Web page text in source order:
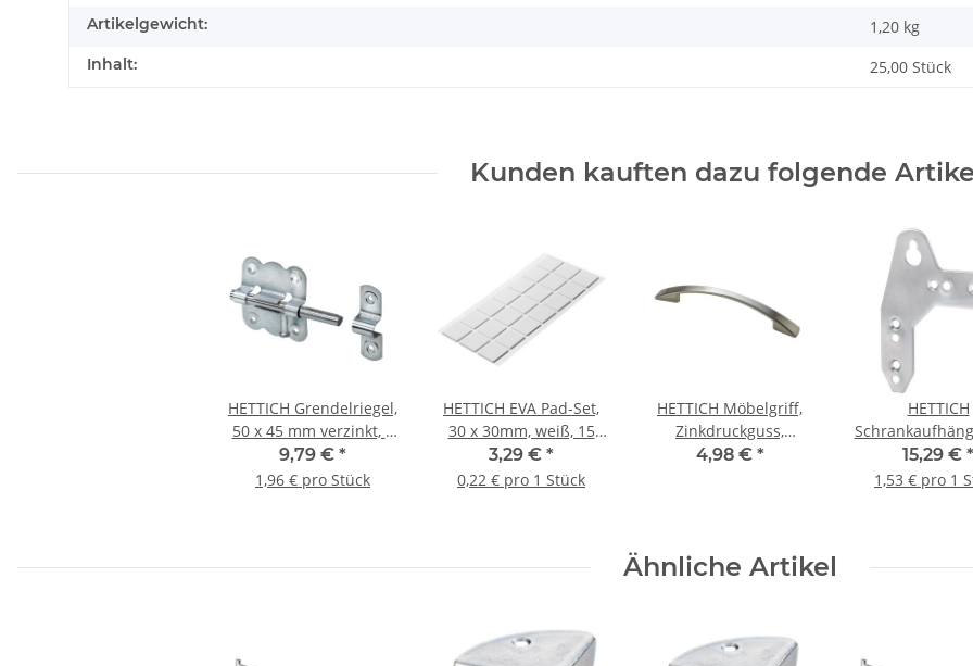
Artikelgewicht: 1,20 kg
Inhalt: 25,00 Stück
Kunden kauften dazu folgende
HETTICH Grendelriegel,
50 x 45 mm verzinkt, 5
Stück
9,79 € *
1,96 € pro Stück
HETTICH EVA Pad-Set,
30 x 30mm, weiß, 15
Stück
3,29 € *
0,22 € pro 1 Stück
HETTICH Möbelgriff,
Zinkdruckguss,
Edelstahl-Optik, BA
4,98 € *
HETTICH
x 75 mm,
Stück
15,29 € *
1,53 € pro 1
Ähnliche Artikel